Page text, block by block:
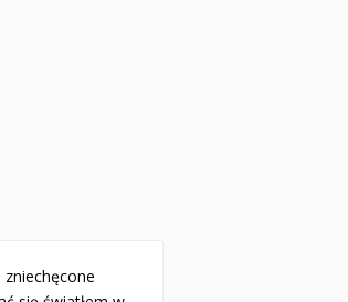
zniechęcone